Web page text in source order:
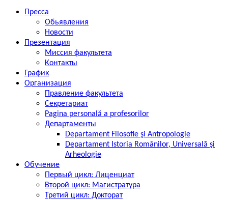
Пресса
Обьявления
Новости
Презентация
Миссия факультета
Контакты
График
Организация
Правление факультета
Секретариат
Pagina personală a profesorilor
Департаменты
Departament Filosofie şi Antropologie
Departament Istoria Românilor, Universală şi
Arheologie
Обучение
Первый цикл: Лиценциат
Второй цикл: Магистратура
Третий цикл: Докторат